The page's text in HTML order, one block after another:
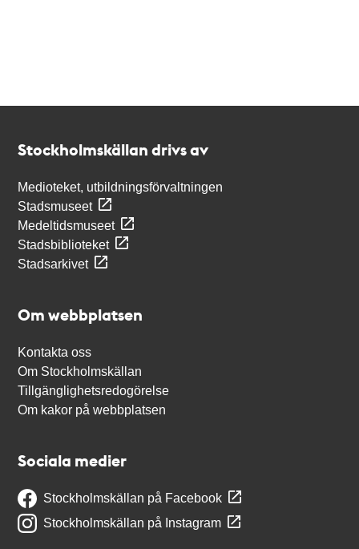
Stockholmskällan drivs av
Medioteket, utbildningsförvaltningen
Stadsmuseet
Medeltidsmuseet
Stadsbiblioteket
Stadsarkivet
Om webbplatsen
Kontakta oss
Om Stockholmskällan
Tillgänglighetsredogörelse
Om kakor på webbplatsen
Sociala medier
Stockholmskällan på Facebook
Stockholmskällan på Instagram